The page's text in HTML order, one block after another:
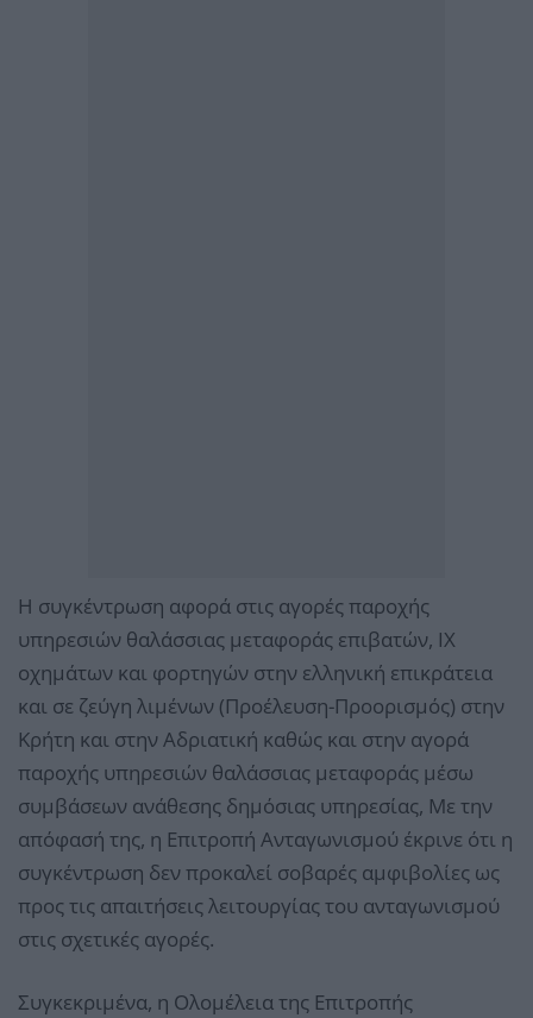
Η συγκέντρωση αφορά στις αγορές παροχής
υπηρεσιών θαλάσσιας μεταφοράς επιβατών, ΙΧ
οχημάτων και φορτηγών στην ελληνική επικράτεια
και σε ζεύγη λιμένων (Προέλευση-Προορισμός) στην
Κρήτη και στην Αδριατική καθώς και στην αγορά
παροχής υπηρεσιών θαλάσσιας μεταφοράς μέσω
συμβάσεων ανάθεσης δημόσιας υπηρεσίας, Με την
απόφασή της, η Επιτροπή Ανταγωνισμού έκρινε ότι η
συγκέντρωση δεν προκαλεί σοβαρές αμφιβολίες ως
προς τις απαιτήσεις λειτουργίας του ανταγωνισμού
στις σχετικές αγορές.
Συγκεκριμένα, η Ολομέλεια της Επιτροπής